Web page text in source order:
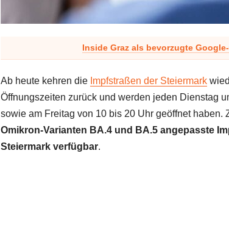
Inside Graz als bevorzugte
Ab heute kehren die Impfstraßen der Steiermark
Öffnungszeiten zurück und werden jeden Dienstag
sowie am Freitag von 10 bis 20 Uhr geöffnet haben.
Omikron-Varianten BA.4 und BA.5 angepasste
Steiermark verfügbar.